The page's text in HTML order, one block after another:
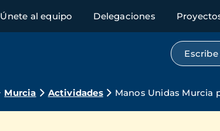
Únete al equipo Delegaciones
Murcia Actividades Manos Unidas Murcia